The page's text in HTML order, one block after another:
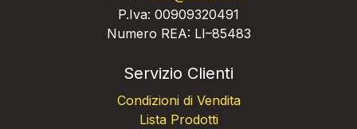
P.Iva: 00909320491
Numero REA: LI–85483
Servizio Clienti
Condizioni di Vendita
Lista Prodotti